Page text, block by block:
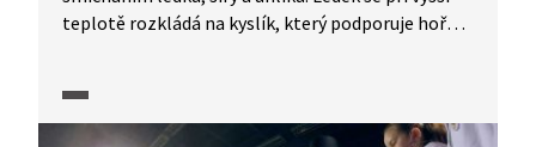
teplotě rozkládá na kyslík, který podporuje hoření